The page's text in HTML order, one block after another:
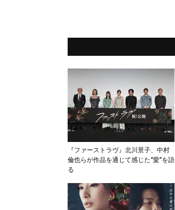
『ファーストラヴ』北川景子、中村
倫也らが作品を通じて感じた“愛”を語
る